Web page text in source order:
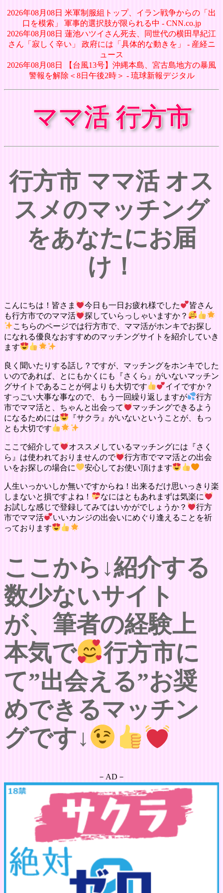
2026年08月08日 米軍制服組トップ、イラン戦争からの「出
口を模索」 軍事的選択肢が限られる中 - CNN.co.jp
2026年08月08日 蓮池ハツイさん死去、同世代の横田早紀江
さん「寂しく辛い」 政府には「具体的な動きを」 - 産経ニ
ュース
2026年08月08日 【台風13号】沖縄本島、宮古島地方の暴風
警報を解除＜8日午後2時＞ - 琉球新報デジタル
ママ活 行方市
行方市 ママ活 オス
スメのマッチング
をあなたにお届
け！
こんにちは！皆さま 今日も一日お疲れ様でした
皆さん
も行方市でのママ活
探していらっしゃいますか？
こちらのページでは行方市で、ママ活がホンキでお探し
になれる優良なおすすめのマッチングサイトを紹介していき
ます
良く聞いたりする話し？ですが、マッチングをホンキでした
いのであれば、とにもかくにも『さくら』がいないマッチン
グサイトであることが何よりも大切です
イイですか？
すっごい大事な事なので、もう一回繰り返しますが
行方
市でママ活と、ちゃんと出会って
マッチングできるよう
になるためには
『サクラ』がいないということが、もっ
とも大切です
ここで紹介して
オススメしているマッチングには『さく
ら』は使われておりませんので
行方市でママ活との出会
いをお探しの場合に
安心してお使い頂けます
人生いっかいしか無いですからね！出来るだけ思いっきり楽
しまないと損ですよね！
なにはともあれまずは気楽に
お試しな感じで登録してみてはいかがでしょうか？
行方
市でママ活
いいカンジの出会いにめぐり逢えることを祈
っております
ここから↓紹介する
数少ないサイト
が、筆者の経験上
本気で
行方市に
て”出会える”お奨
めできるマッチン
グです↓
－AD－